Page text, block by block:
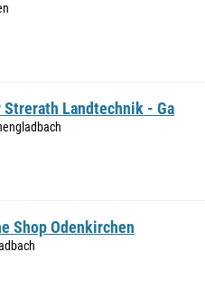
Strerath Landtechnik - Ga
Shop Odenkirchen